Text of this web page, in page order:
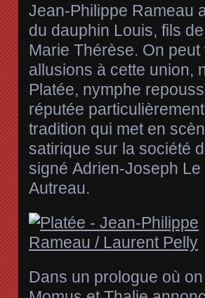
Jean-Philippe Rameau
du dauphin Louis, fils
Marie Thérèse. On
allusions à cette union,
Platée, nymphe
réputée
tradition qui met en
satirique sur la société
signé Adrien-Joseph Le
Autreau.
Dans un prologue où